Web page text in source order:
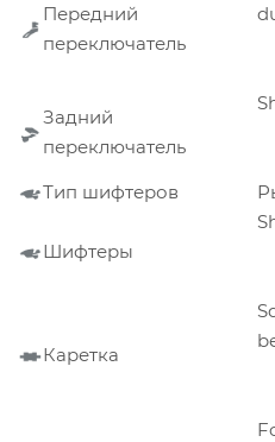
Передний
переключатель
Задний
переключатель
Тип шифтеров
Шифтеры
Каретка